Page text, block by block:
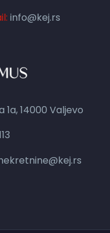
info@kej.rs
14000 Valjevo